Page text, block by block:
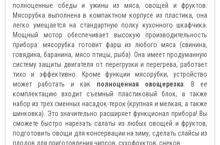
полноценные обеды и ужины из мяса, овощей и фруктов.
Мясорубка выполнена в компактном корпусе из пластика, она
легко умещается на стандартную полку кухонного шкафчика.
Мощный мотор обеспечивает высокую производительность
прибора: мясорубка готовит фарш из любого мяса (свинина,
говядина, баранина, мясо птицы, рыба). Она имеет продуманную
систему защиты двигателя от перегрузки и перегрева, работает
тихо и эффективно. Кроме функции мясорубки, устройство
может работать и как полноценная овощерезка . В ее
комплектацию входит съемный пластиковый блок, а также
набор из трех сменных насадок-терок (крупная и мелкая, а также
шинковка). Это значительно расширяет функционал прибора! Вы
сможете быстро нарезать салаты из любых овощей и фруктов,
подготовить овощи для консервации на зиму, сделать слайсы из
плодов для приготовления чипсов, сухофруктов, снеков.